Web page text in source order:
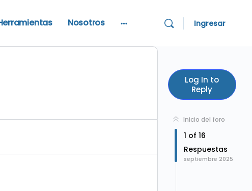
Nosotros Ingresar
Log In to
Reply
Inicio del foro
1 of 16
Respuestas
septiembre 2025